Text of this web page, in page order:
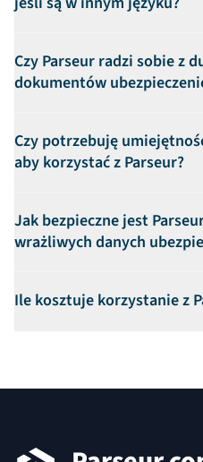
Czy Parseur radzi sobie z
dokumentów
Czy potrzebuję
aby korzystać z Parseur?
Jak bezpieczne jest
wrażliwych danych
Ile kosztuje korzystanie z